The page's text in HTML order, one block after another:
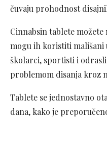
čuvaju prohodnost
Cinnabsin tablete
mogu ih koristiti mališani
školarci, sportisti i odrasli
problemom disanja kroz
Tablete se jednostavno
dana, kako je